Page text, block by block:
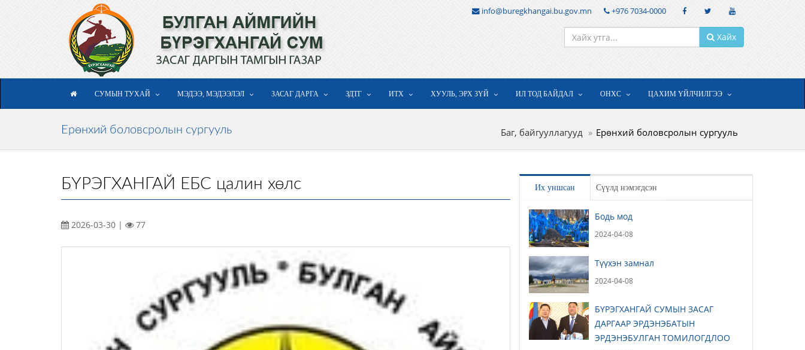
info@buregkhangai.bu.gov.mn +976 7034-0000
Хайх
СУМЫН ТУХАЙ МЭДЭЭ, МЭДЭЭЛЭЛ ЗАСАГ ДАРГА ЗДТГ ИТХ ХУУЛЬ, ЭРХ ЗҮЙ ИЛ ТОД БАЙДАЛ ОНХС ЦАХИМ ҮЙЛЧИЛГЭЭ
Ерөнхий боловсролын сургууль Баг, байгууллагууд Ерөнхий боловсролын сургууль
БҮРЭГХАНГАЙ ЕБС цалин хөлс
2026-03-30 | 77
Их уншсан Сүүлд нэмэгдсэн
Бодь мод
2024-04-08
Түүхэн замнал
2024-04-08
БҮРЭГХАНГАЙ СУМЫН ЗАСАГ
ДАРГААР ЭРДЭНЭБАТЫН
ЭРДЭНЭБУЛГАН ТОМИЛОГДЛОО